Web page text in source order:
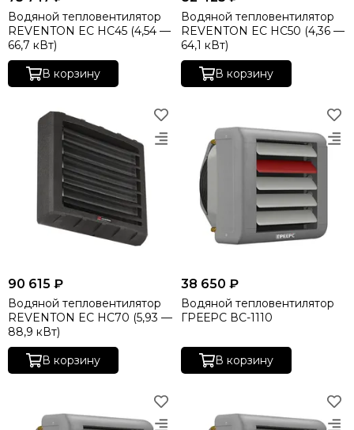
Водяной тепловентилятор
REVENTON EC HC45 (4,54 —
66,7 кВт)
В корзину
Водяной тепловентилятор
REVENTON EC HC50 (4,36 —
64,1 кВт)
В корзину
90 615 ₽
Водяной тепловентилятор
REVENTON EC HC70 (5,93 —
88,9 кВт)
В корзину
38 650 ₽
Водяной тепловентилятор
ГРЕЕРС ВС-1110
В корзину